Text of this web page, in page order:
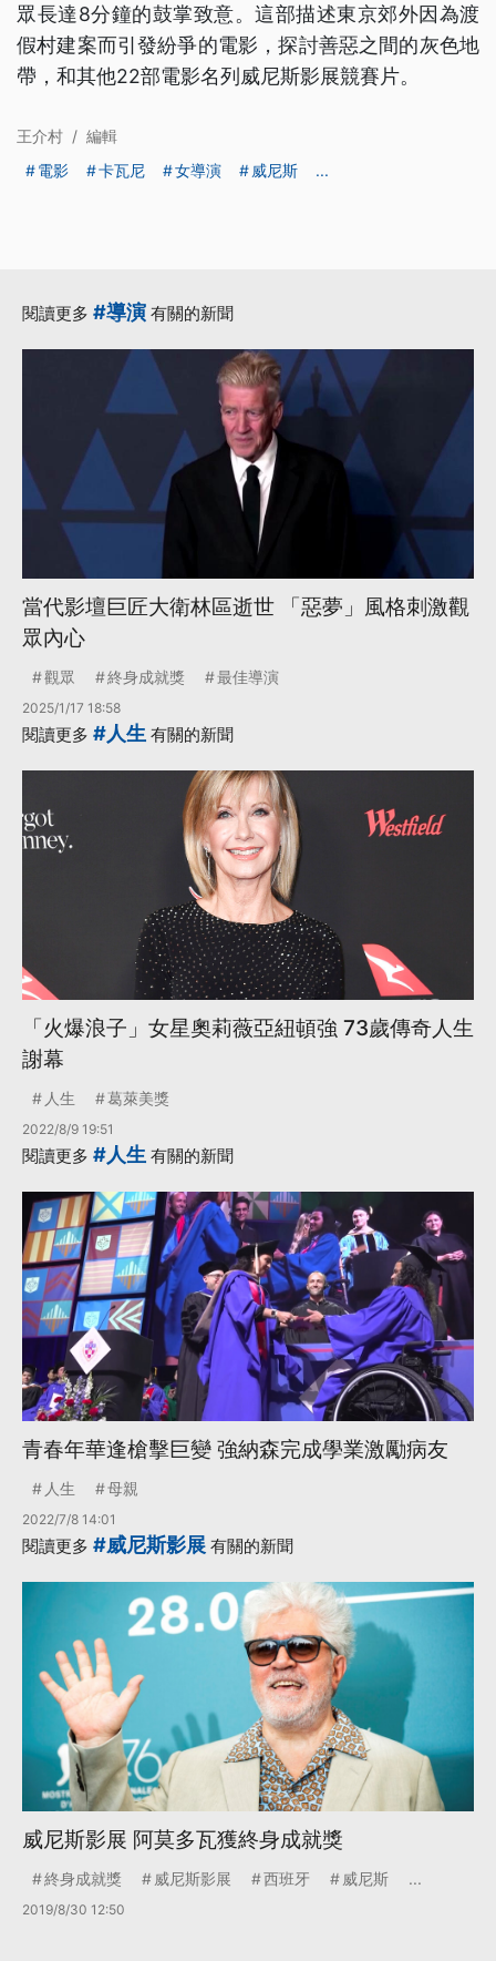
眾長達8分鐘的鼓掌致意。這部描述東京郊外因為渡
假村建案而引發紛爭的電影，探討善惡之間的灰色地
帶，和其他22部電影名列威尼斯影展競賽片。
王介村 / 編輯
電影
卡瓦尼 女導演 威尼斯 ...
閱讀更多 #導演 有關的新聞
當代影壇巨匠大衛林區逝世 「惡夢」風格刺激觀
眾內心
觀眾 終身成就獎 最佳導演
2025/1/17 18:58
閱讀更多 #人生 有關的新聞
「火爆浪子」女星奧莉薇亞紐頓強 73歲傳奇人生
謝幕
人生 葛萊美獎
2022/8/9 19:51
閱讀更多 #人生 有關的新聞
青春年華逢槍擊巨變 強納森完成學業激勵病友
人生 母親
2022/7/8 14:01
閱讀更多 #威尼斯影展 有關的新聞
威尼斯影展 阿莫多瓦獲終身成就獎
終身成就獎 威尼斯影展 西班牙 威尼斯 ...
2019/8/30 12:50